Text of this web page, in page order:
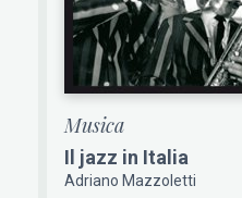
Musica
Il jazz in Italia
Adriano Mazzoletti